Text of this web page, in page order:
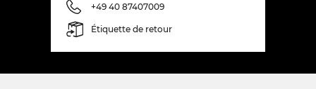
+49 40 87407009
Étiquette de retour